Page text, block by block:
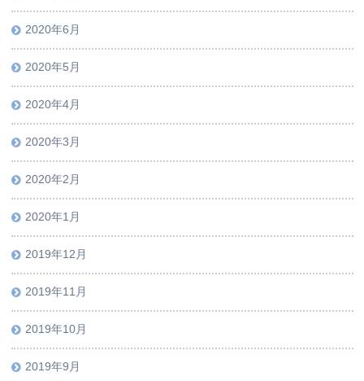
2020年6月
2020年5月
2020年4月
2020年3月
2020年2月
2020年1月
2019年12月
2019年11月
2019年10月
2019年9月